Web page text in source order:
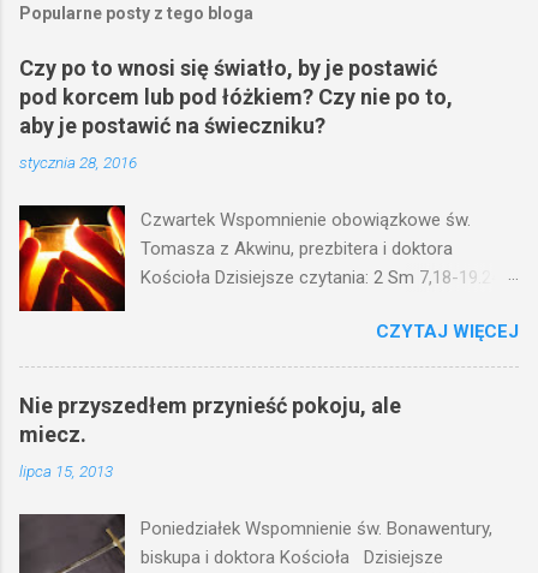
Popularne posty z tego bloga
Czy po to wnosi się światło, by je postawić
pod korcem lub pod łóżkiem? Czy nie po to,
aby je postawić na świeczniku?
stycznia 28, 2016
Czwartek Wspomnienie obowiązkowe św.
Tomasza z Akwinu, prezbitera i doktora
Kościoła Dzisiejsze czytania: 2 Sm 7,18-19.24-
(Mk 4,21-25) Jezus mówił ludowi: Czy po to
wnosi się światło, by je postawić pod korcem
lub pod łóżkiem? Czy nie po to, aby je postawić
na świeczniku? Nie ma bowiem nic ukrytego, co
wy mierzycie, odmierzą wam i jeszcze wam
dołożą. Bo kto ma, temu będzie dane; a kto nie
CZYTAJ WIĘCEJ
Nie przyszedłem przynieść pokoju, ale
miecz.
lipca 15, 2013
Poniedziałek Wspomnienie św. Bonawentury,
biskupa i doktora Kościoła Dzisiejsze